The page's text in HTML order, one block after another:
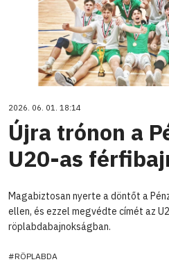
2026. 06. 01. 18:14
Újra trónon a
U20-as
Magabiztosan nyerte a döntőt a
ellen, és ezzel megvédte címét az
röplabdabajnokságban.
#RÖPLABDA